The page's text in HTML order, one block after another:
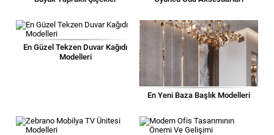
En Güzel Tekzen Duvar Kağıdı
Modelleri
En Yeni Baza Başlık Modelleri